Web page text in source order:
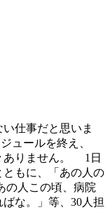
仕事だと思いま
ュールを終え、
ありません。 1日
もに、「あの人の
の人この頃、病院
な。」等、30人担